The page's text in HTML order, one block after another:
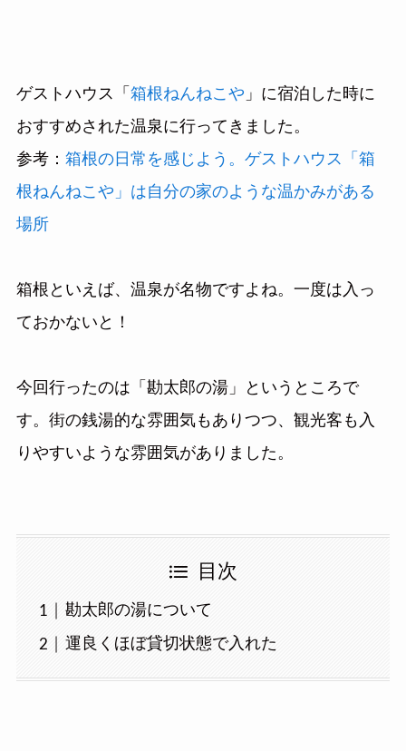
ゲストハウス「 箱根ねんねこや 」に宿泊した時に
おすすめされた温泉に行ってきました。
参考： 箱根の日常を感じよう。ゲストハウス「箱
根ねんねこや」は自分の家のような温かみがある
場所
箱根といえば、温泉が名物ですよね。一度は入っ
ておかないと！
今回行ったのは「勘太郎の湯」というところで
す。街の銭湯的な雰囲気もありつつ、観光客も入
りやすいような雰囲気がありました。
目次
勘太郎の湯について
運良くほぼ貸切状態で入れた